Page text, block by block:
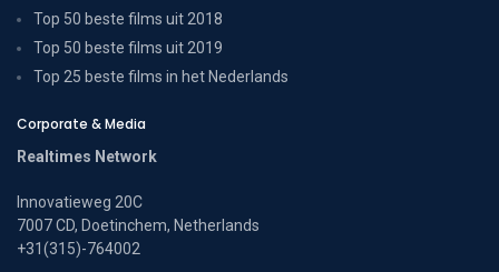
Top 50 beste films uit 2018
Top 50 beste films uit 2019
Top 25 beste films in het Nederlands
Corporate & Media
Realtimes Network
Innovatieweg 20C
7007 CD, Doetinchem, Netherlands
+31(315)-764002